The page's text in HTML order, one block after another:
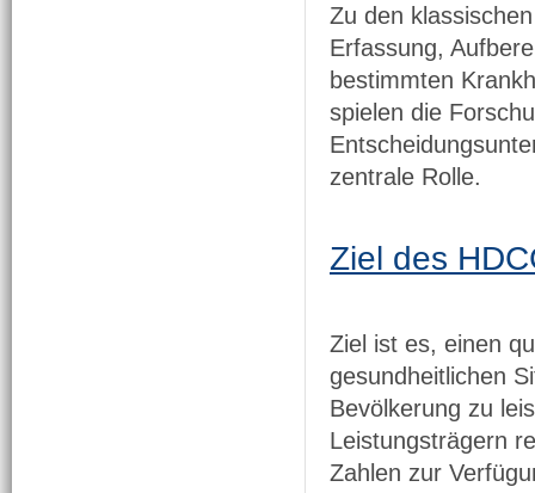
Zu den
Erfassung,
bestimmten
spielen die
zentrale Rolle.
Ziel des
Ziel ist es, einen
gesundheitlichen
Bevölkerung zu
Leistungsträgern
Zahlen zur